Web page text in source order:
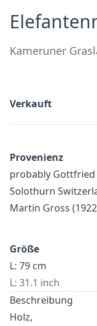
Kameruner
Verkauft
Provenienz
probably Gottfried
Solothurn
Martin Gross
Größe
L: 79 cm
L: 31.1 inch
Beschreibung
Holz,